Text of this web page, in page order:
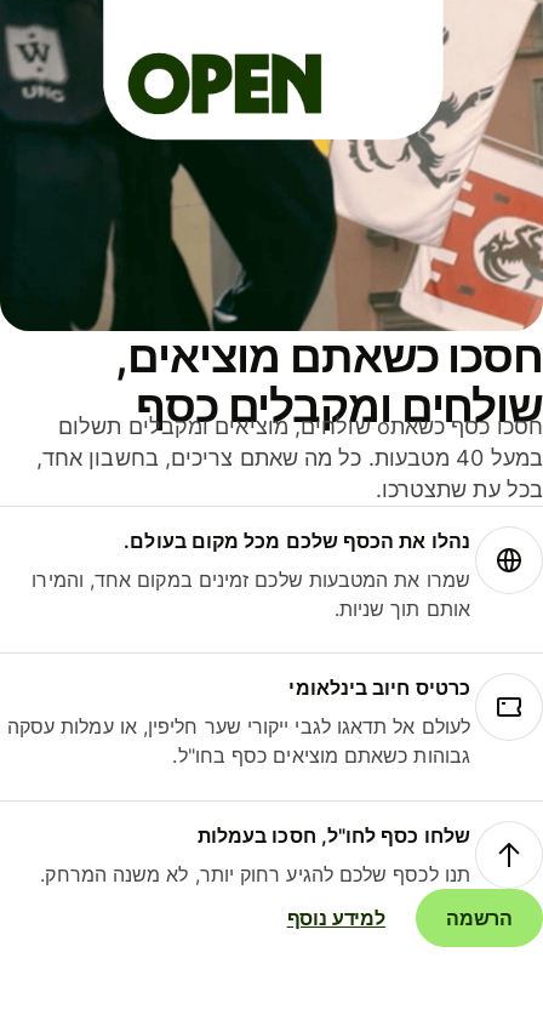
כשאתם מוציאים,
ומקבלים כסף
חסכו כסף כשאתo שולחים, מוציאים ומקבלים תשלום
במעל 40 מטבעות. כל מה שאתם צריכים, בחשבון אחד,
עת שתצטרכו.
נהלו את הכסף שלכם מכל מקום בעולם.
שמרו את המטבעות שלכם זמינים במקום אחד, והמירו
אותם תוך שניות.
כרטיס חיוב בינלאומי
לעולם אל תדאגו לגבי ייקורי שער חליפין, או עמלות עסקה
גבוהות כשאתם מוציאים כסף בחו"ל.
שלחו כסף לחו"ל, חסכו בעמלות
תנו לכסף שלכם להגיע רחוק יותר, לא משנה המרחק.
הרשמה
למידע נוסף